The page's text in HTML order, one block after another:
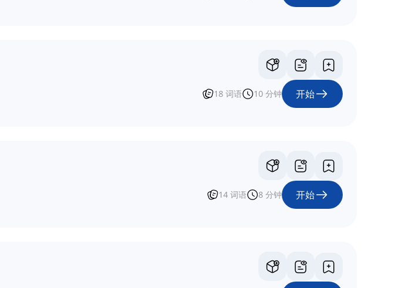
18 词语 10 分钟 开始
14 词语 8 分钟 开始